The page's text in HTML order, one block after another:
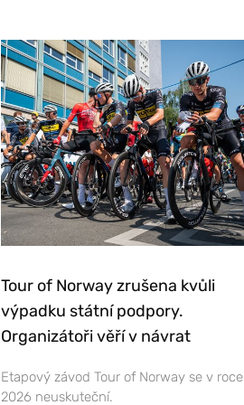
Tour of Norway zrušena kvůli
výpadku státní podpory.
Organizátoři věří v návrat
Etapový závod Tour of Norway se v roce
2026 neuskuteční.